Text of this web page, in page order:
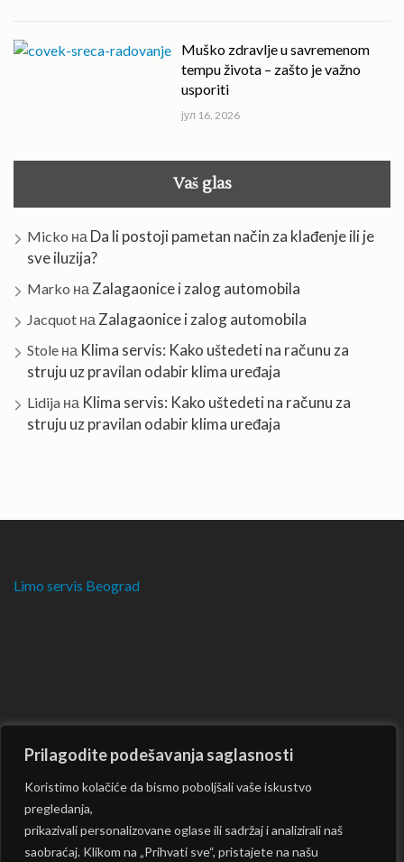
Prilagodite podešavanja saglasnosti
Koristimo kolačiće da bismo poboljšali vaše iskustvo
pregledanja,
prikazivali personalizovane oglase ili sadržaj i analizirali naš
saobraćaj. Klikom na „Prihvati sve“, pristajete na našu
Muško zdravlje u savremenom
tempu života – zašto je važno
usporiti
јул 16, 2026
Vaš glas
Micko на Da li postoji pametan način za klađenje ili je
sve iluzija?
Marko на Zalagaonice i zalog automobila
Jacquot на Zalagaonice i zalog automobila
Stole на Klima servis: Kako uštedeti na računu za
struju uz pravilan odabir klima uređaja
Lidija на Klima servis: Kako uštedeti na računu za
struju uz pravilan odabir klima uređaja
Limo servis Beograd